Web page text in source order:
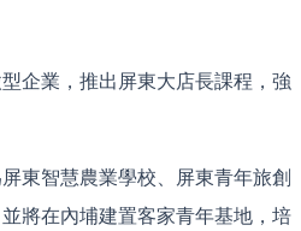
企業，推出屏東大店長課程，強
東智慧農業學校、屏東青年旅創
將在內埔建置客家青年基地，培